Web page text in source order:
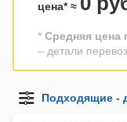
цена* ≈
* Средняя цена
– детали